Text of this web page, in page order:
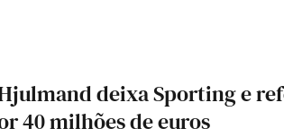
deixa Sporting e
40 milhões de euros